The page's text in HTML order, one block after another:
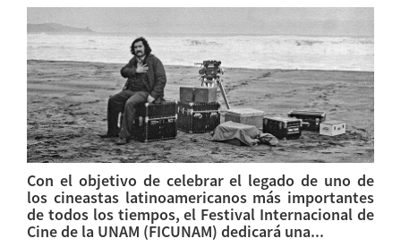
Con el objetivo de celebrar el legado de uno de
los cineastas latinoamericanos más importantes
de todos los tiempos, el Festival Internacional de
Cine de la UNAM (FICUNAM) dedicará una...